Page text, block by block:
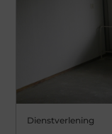
Dienstverlening